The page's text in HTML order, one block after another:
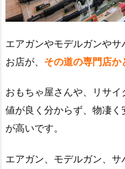
エアガンやモデルガンや
お店が、 その道の専門店か
おもちゃ屋さんや、リサ
値が良く分からず、物凄
が高いです。
エアガン、モデルガン、